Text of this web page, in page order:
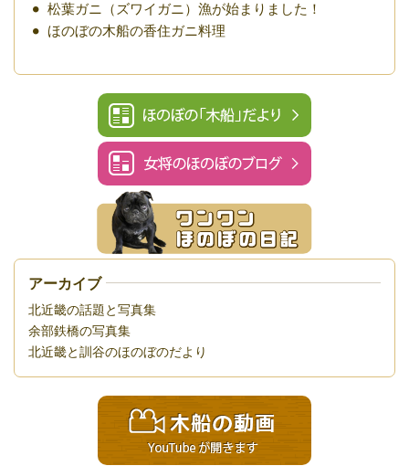
松葉ガニ（ズワイガニ）漁が始まりました！
ほのぼの木船の香住ガニ料理
アーカイブ
北近畿の話題と写真集
余部鉄橋の写真集
北近畿と訓谷のほのぼのだより